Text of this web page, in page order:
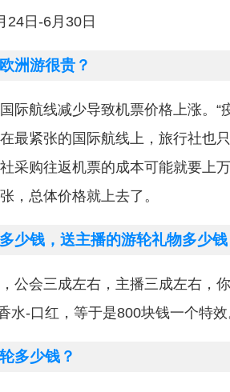
24日-6月30日
洲游很贵？
际航线减少导致机票价格上涨。“
最紧张的国际航线上，旅行社也
采购往返机票的成本可能就要上
，总体价格就上去了。
少钱，送主播的游轮礼物多少
公会三成左右，主播三成左右，
水-口红，等于是800块钱一个特
多少钱？